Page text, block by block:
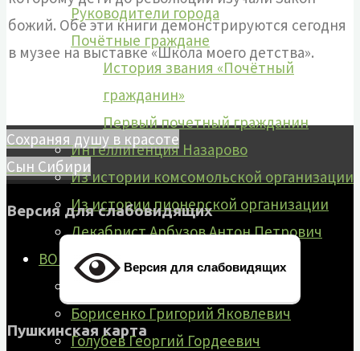
Руководители города
Почётные граждане
История звания «Почётный
гражданин»
Первый почетный гражданин
Интеллигенция Назарово
Из истории комсомольской организации
Из истории пионерской организации
Декабрист Арбузов Антон Петрович
ВОВ 1941-1945 гг
Абрамов Константин Кирикович
Борисенко Григорий Яковлевич
Голубев Георгий Гордеевич
божий. Обе эти книги демонстрируются сегодня
в музее на выставке «Школа моего детства».
Сохраняя душу в красоте
Сын Сибири
Версия для слабовидящих
Версия для слабовидящих
Пушкинская карта